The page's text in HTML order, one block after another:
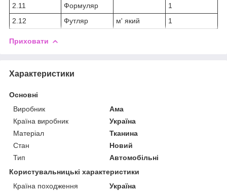
2.11 Формуляр
1
2.12
Футляр м' який 1
Приховати
Характеристики
Основні
Виробник
Ама
Країна виробник
Україна
Матеріал
Тканина
Стан
Новий
Тип
Автомобільні
Користувальницькі характеристики
Країна походження
Україна